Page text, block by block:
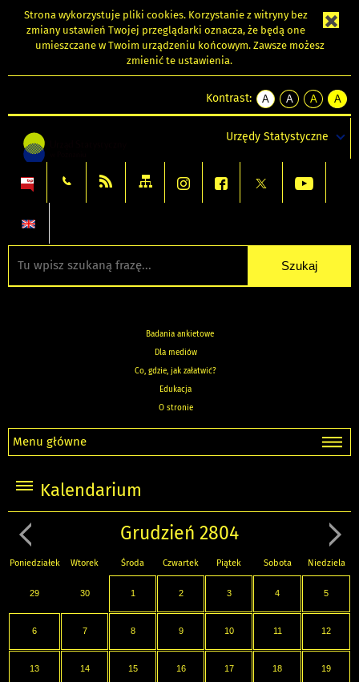
Strona wykorzystuje pliki cookies. Korzystanie z witryny bez
zmiany ustawień Twojej przeglądarki oznacza, że będą one
umieszczane w Twoim urządzeniu końcowym. Zawsze możesz
zmienić te ustawienia.
Kontrast:
A
kontrast
A
kontrast
tekst
czarnym
A
kontrast
tekst
czarnym
A
tekst
żółtym
Urzędy Statystyczne
Badania ankietowe
Dla mediów
Co, gdzie, jak załatwić?
Edukacja
O stronie
Menu główne
Kalendarium
Grudzień 2804
Poniedziałek Wtorek Środa Czwartek Piątek Sobota Niedziela
29 30 1 2 3 4 5
6 7 8 9 10 11 12
13 14 15 16 17 18 19